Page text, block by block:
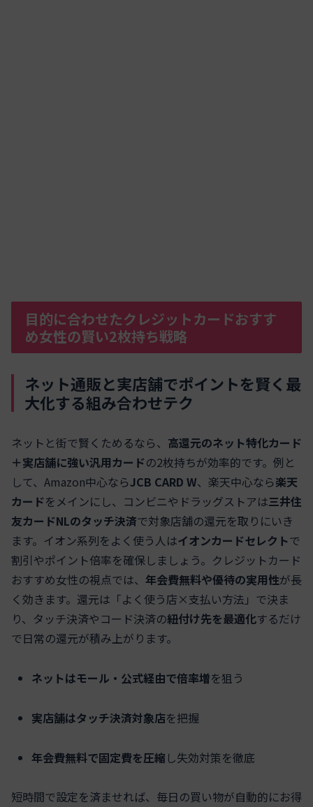
目的に合わせたクレジットカードおすす
め女性の賢い2枚持ち戦略
ネット通販と実店舗でポイントを賢く最
大化する組み合わせテク
ネットと街で賢くためるなら、 高還元のネット特化カード
＋実店舗に強い汎用カードの2枚持ちが効率的です。例と
して、Amazon中心ならJCB CARD W、楽天中心なら楽天
カードをメインにし、コンビニやドラッグストアは三井住
友カードNLのタッチ決済で対象店舗の還元を取りにいき
ます。イオン系列をよく使う人はイオンカードセレクトで
割引やポイント倍率を確保しましょう。クレジットカード
おすすめ女性の視点では、 年会費無料や優待の実用性が長
く効きます。還元は「よく使う店×支払い方法」で決ま
り、タッチ決済やコード決済の紐付け先を最適化するだけ
で日常の還元が積み上がります。
ネットはモール・公式経由で倍率増を狙う
実店舗はタッチ決済対象店を把握
年会費無料で固定費を圧縮 し失効対策を徹底
短時間で設定を済ませれば、毎日の買い物が自動的にお得